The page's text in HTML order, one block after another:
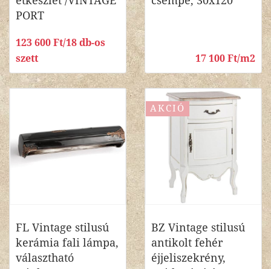
PORT
123 600 Ft/18 db-os
szett
17 100 Ft/m2
FL Vintage stilusú
kerámia fali lámpa,
választható
AKCIÓ
BZ Vintage stilusú
antikolt fehér
éjjeliszekrény,